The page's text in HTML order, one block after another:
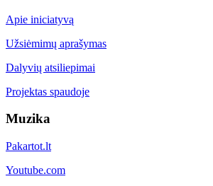
Apie iniciatyvą
Užsiėmimų aprašymas
Dalyvių atsiliepimai
Projektas spaudoje
Muzika
Pakartot.lt
Youtube.com